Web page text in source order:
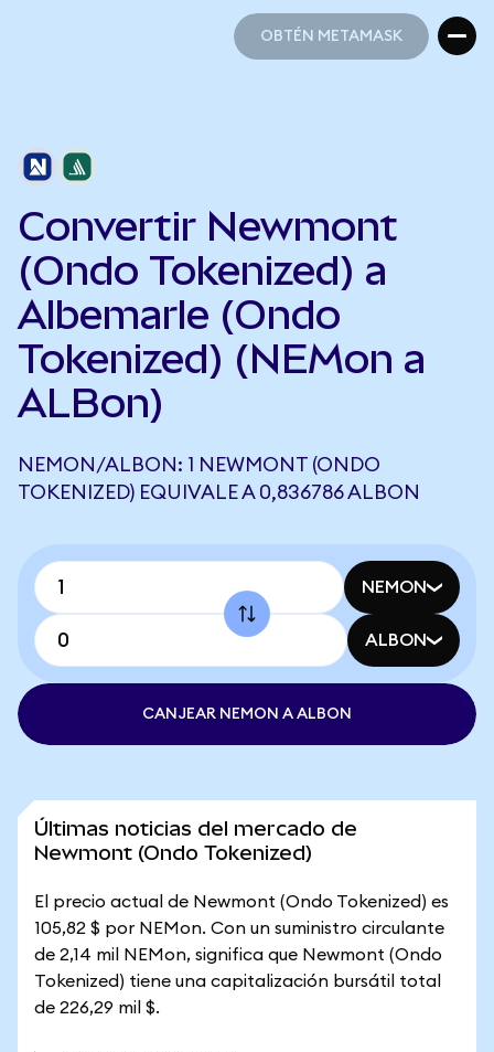
OBTÉN METAMASK
Convertir Newmont
(Ondo Tokenized) a
Albemarle (Ondo
Tokenized) (NEMon a
ALBon)
NEMON/ALBON: 1 NEWMONT (ONDO
TOKENIZED) EQUIVALE A 0,836786 ALBON
NEMON
ALBON
CANJEAR NEMON A ALBON
Últimas noticias del mercado de
Newmont (Ondo Tokenized)
El precio actual de Newmont (Ondo Tokenized) es
105,82 $ por NEMon. Con un suministro circulante
de 2,14 mil NEMon, significa que Newmont (Ondo
Tokenized) tiene una capitalización bursátil total
de 226,29 mil $.